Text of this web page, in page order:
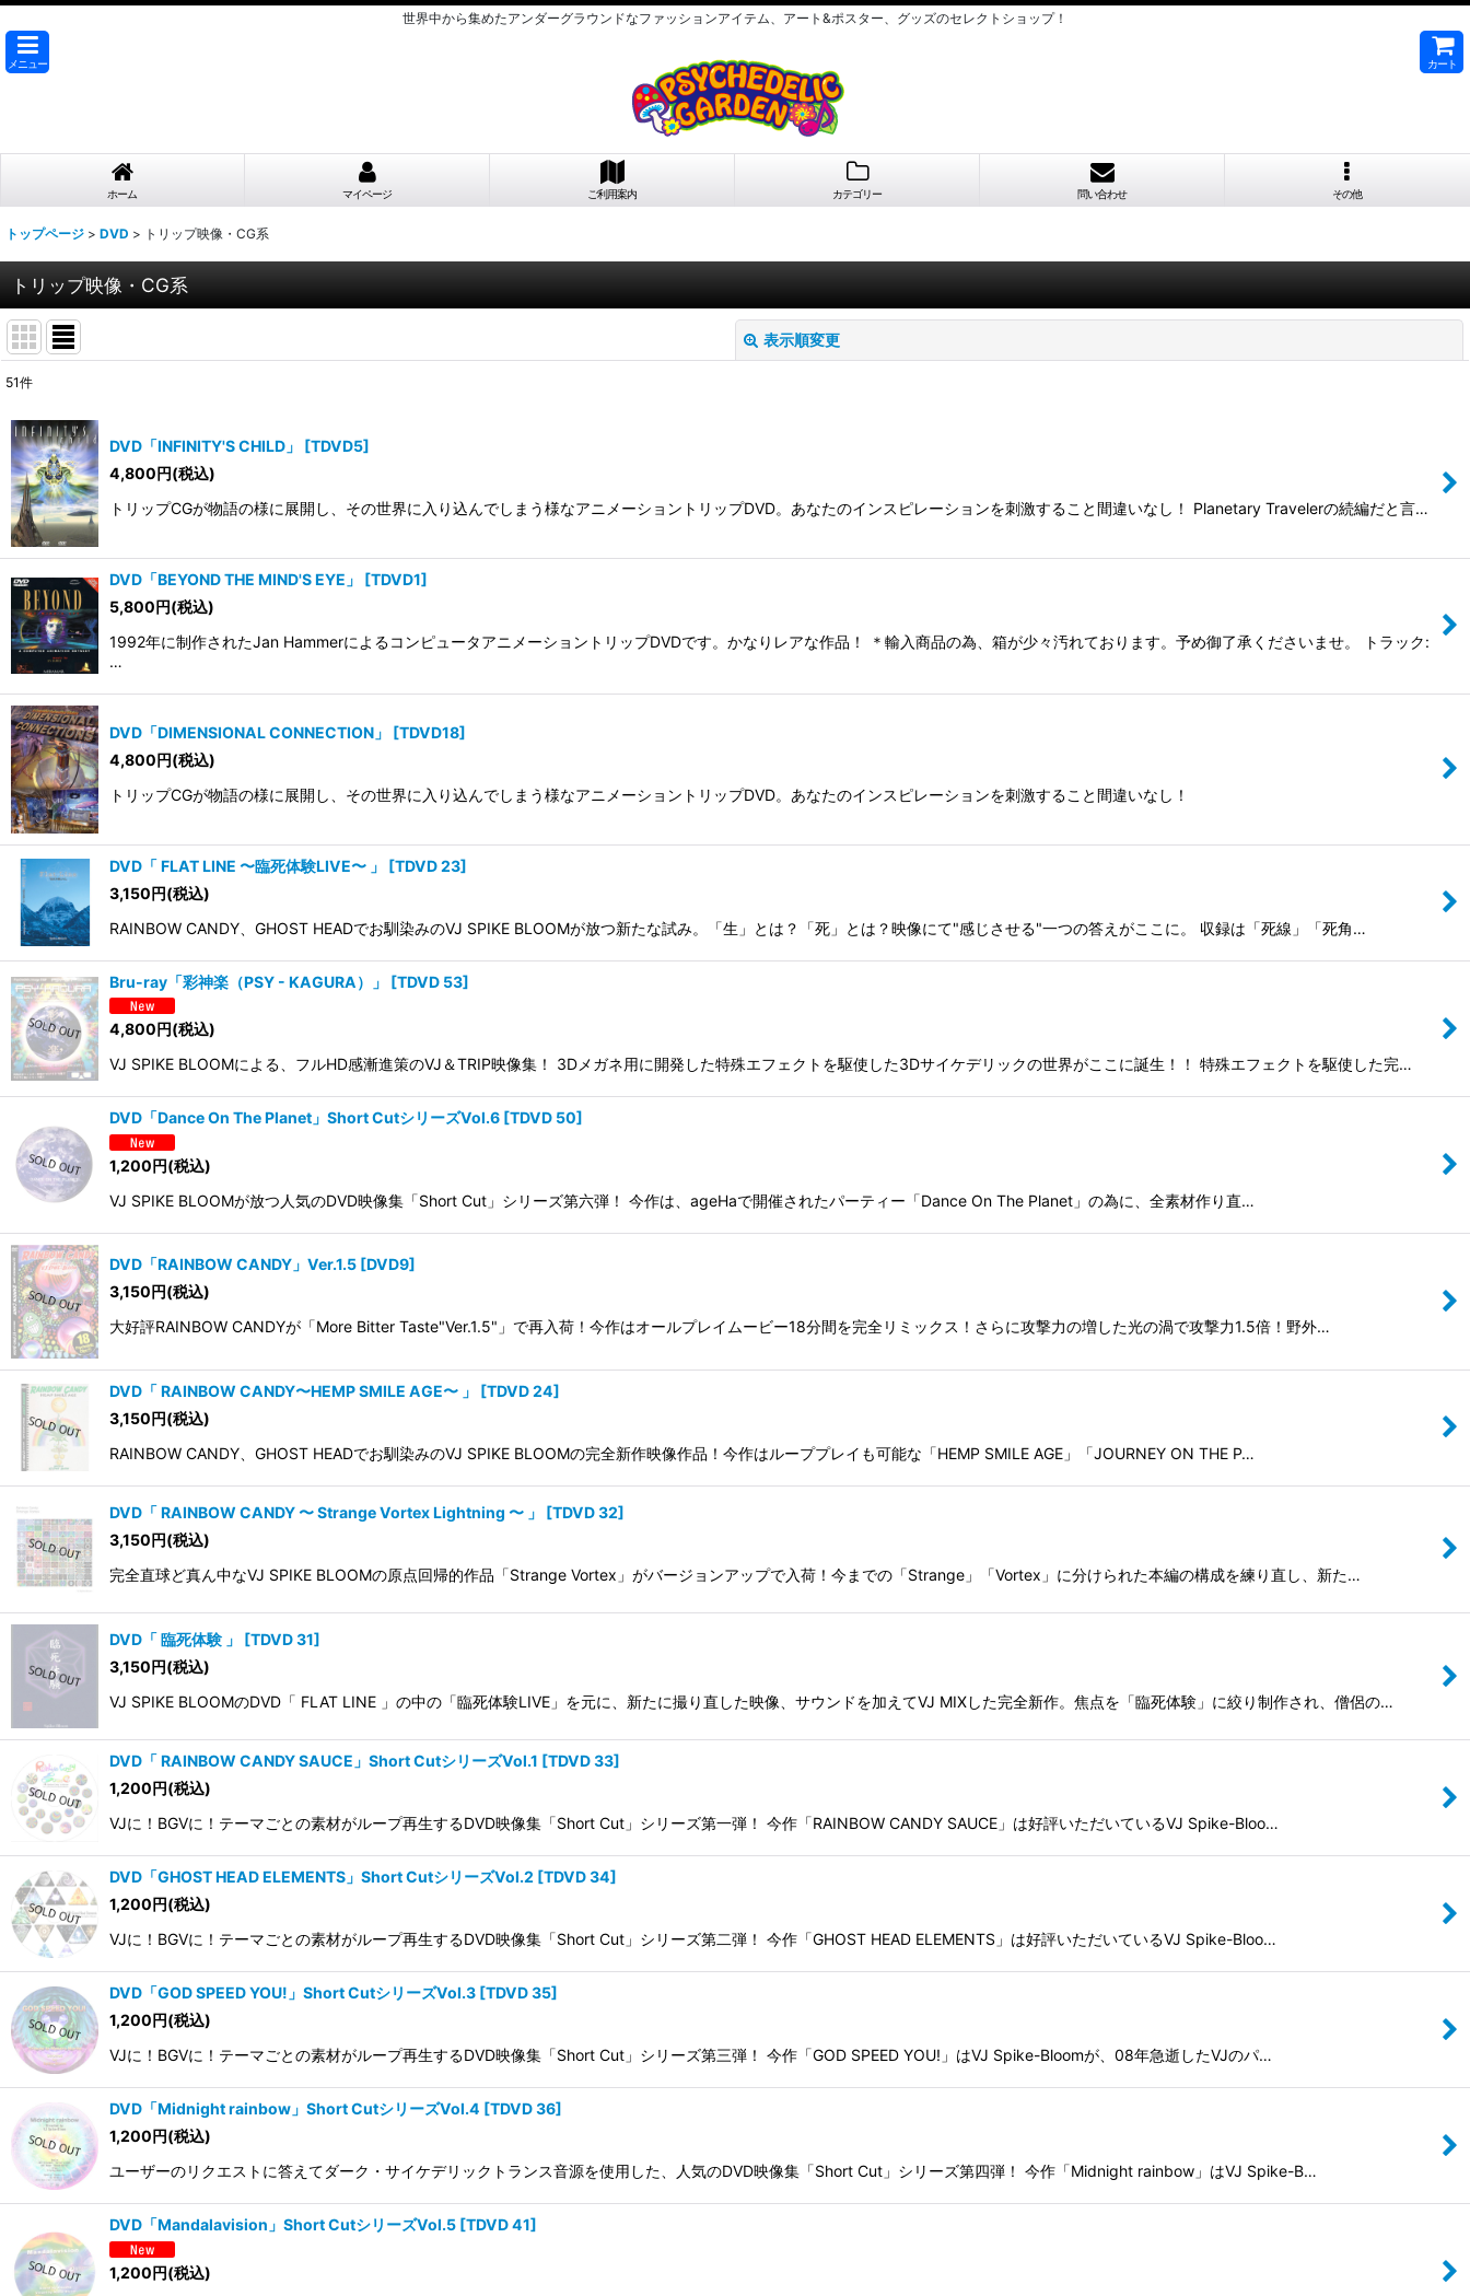
世界中から集めたアンダーグラウンドなファッションアイテム、アート&ポスター、グッズのセレクトショップ！
メニュー カート
ホーム マイページ ご利用案内 カテゴリー 問い合わせ その他
トップページ > DVD > トリップ映像・CG系
トリップ映像・CG系
表示順変更
在庫あり
並び順:
絞り込む
51件
DVD「INFINITY'S CHILD」 [TDVD5]
4,800円(税込)
トリップCGが物語の様に展開し、その世界に入り込んでしまう様なアニメーショントリップDVD。あなたのインスピレーションを刺激すること間違いなし！ Planetary Travelerの続編だと言…
DVD「BEYOND THE MIND'S EYE」 [TDVD1]
5,800円(税込)
1992年に制作されたJan HammerによるコンピュータアニメーショントリップDVDです。かなりレアな作品！ ＊輸入商品の為、箱が少々汚れております。予め御了承くださいませ。 トラック:
…
DVD「DIMENSIONAL CONNECTION」 [TDVD18]
4,800円(税込)
トリップCGが物語の様に展開し、その世界に入り込んでしまう様なアニメーショントリップDVD。あなたのインスピレーションを刺激すること間違いなし！
DVD「 FLAT LINE 〜臨死体験LIVE〜 」 [TDVD 23]
3,150円(税込)
RAINBOW CANDY、GHOST HEADでお馴染みのVJ SPIKE BLOOMが放つ新たな試み。「生」とは？「死」とは？映像にて"感じさせる"一つの答えがここに。 収録は「死線」「死角…
Bru-ray「彩神楽（PSY - KAGURA）」 [TDVD 53]
4,800 円(税込)
VJ SPIKE BLOOMによる、フルHD感漸進策のVJ＆TRIP映像集！ 3Dメガネ用に開発した特殊エフェクトを駆使した3Dサイケデリックの世界がここに誕生！！ 特殊エフェクトを駆使した完…
DVD「Dance On The Planet」Short CutシリーズVol.6 [TDVD 50]
1,200円(税込)
VJ SPIKE BLOOMが放つ人気のDVD映像集「Short Cut」シリーズ第六弾！ 今作は、ageHaで開催されたパーティー「Dance On The Planet」の為に、全素材作り直…
DVD「RAINBOW CANDY」Ver.1.5 [DVD9]
3,150円(税込)
大好評RAINBOW CANDYが「More Bitter Taste"Ver.1.5"」で再入荷！今作はオールプレイムービー18分間を完全リミックス！さらに攻撃力の増した光の渦で攻撃力1.5倍！野外…
DVD「 RAINBOW CANDY〜HEMP SMILE AGE〜 」 [TDVD 24]
3,150円(税込)
RAINBOW CANDY、GHOST HEADでお馴染みのVJ SPIKE BLOOMの完全新作映像作品！今作はループプレイも可能な「HEMP SMILE AGE」「JOURNEY ON THE P…
DVD「 RAINBOW CANDY 〜 Strange Vortex Lightning 〜 」 [TDVD 32]
3,150円(税込)
完全直球ど真ん中なVJ SPIKE BLOOMの原点回帰的作品「Strange Vortex」がバージョンアップで入荷！今までの「Strange」「Vortex」に分けられた本編の構成を練り直し、新た…
DVD「 臨死体験 」 [TDVD 31]
3,150円(税込)
VJ SPIKE BLOOMのDVD「 FLAT LINE 」の中の「臨死体験LIVE」を元に、新たに撮り直した映像、サウンドを加えてVJ MIXした完全新作。焦点を「臨死体験」に絞り制作され、僧侶の…
DVD「 RAINBOW CANDY SAUCE」Short CutシリーズVol.1 [TDVD 33]
1,200円(税込)
VJに！BGVに！テーマごとの素材がループ再生するDVD映像集「Short Cut」シリーズ第一弾！ 今作「RAINBOW CANDY SAUCE」は好評いただいているVJ Spike-Bloo…
DVD「GHOST HEAD ELEMENTS」Short CutシリーズVol.2 [TDVD 34]
1,200円(税込)
VJに！BGVに！テーマごとの素材がループ再生するDVD映像集「Short Cut」シリーズ第二弾！ 今作「GHOST HEAD ELEMENTS」は好評いただいているVJ Spike-Bloo…
DVD「GOD SPEED YOU!」Short CutシリーズVol.3 [TDVD 35]
1,200円(税込)
VJに！BGVに！テーマごとの素材がループ再生するDVD映像集「Short Cut」シリーズ第三弾！ 今作「GOD SPEED YOU!」はVJ Spike-Bloomが、08年急逝したVJのパ…
DVD「Midnight rainbow」Short CutシリーズVol.4 [TDVD 36]
1,200円(税込)
ユーザーのリクエストに答えてダーク・サイケデリックトランス音源を使用した、人気のDVD映像集「Short Cut」シリーズ第四弾！ 今作「Midnight rainbow」はVJ Spike-B…
DVD「Mandalavision」Short CutシリーズVol.5 [TDVD 41]
1,200円(税込)